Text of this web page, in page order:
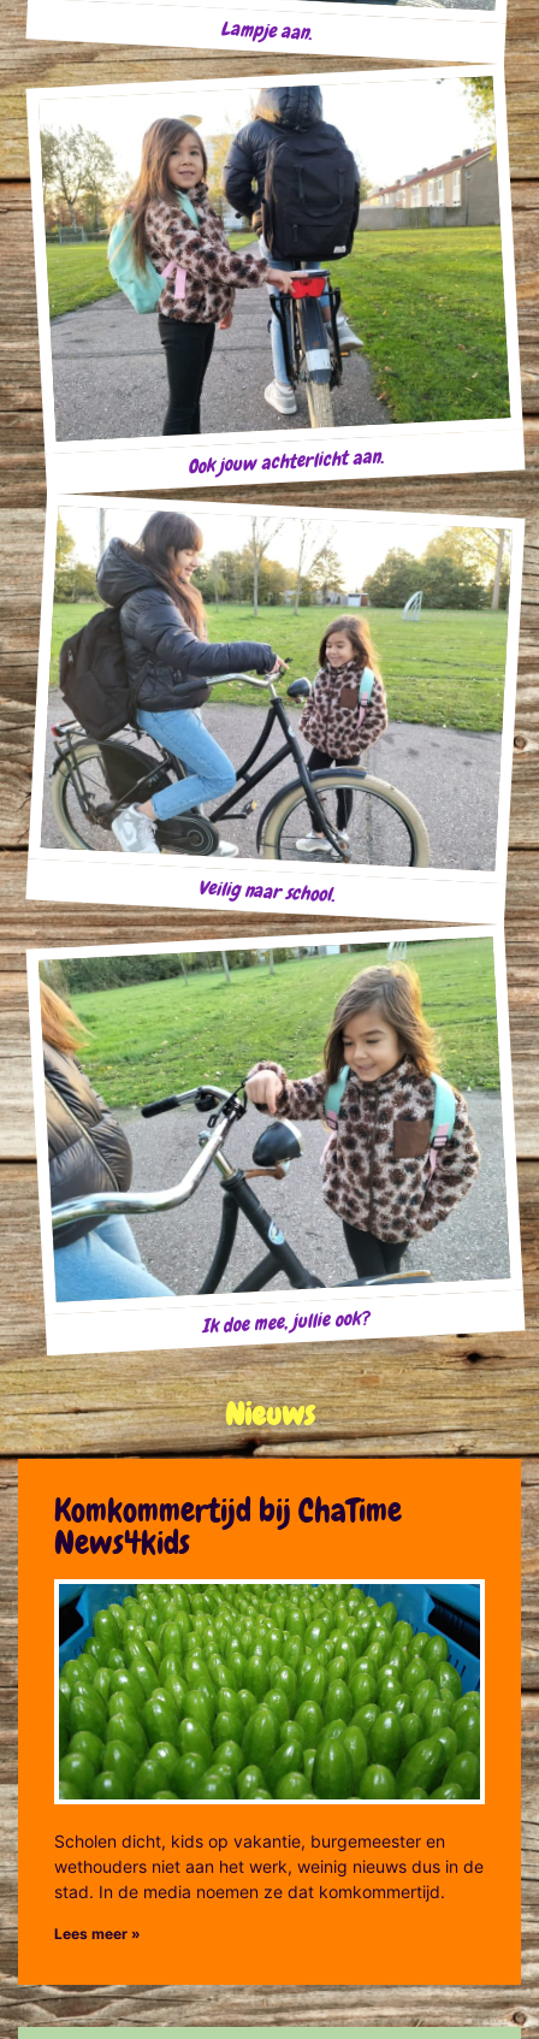
Lampje aan.
Ook jouw achterlicht aan.
Veilig naar school.
Ik doe mee, jullie ook?
Nieuws
Komkommertijd bij ChaTime
News4kids
Scholen dicht, kids op vakantie, burgemeester en
wethouders niet aan het werk, weinig nieuws dus in de
stad. In de media noemen ze dat komkommertijd.
Lees meer »